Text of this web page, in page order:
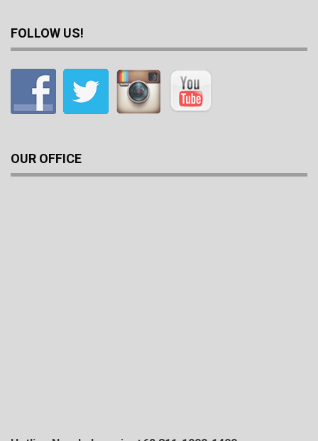
FOLLOW US!
OUR OFFICE